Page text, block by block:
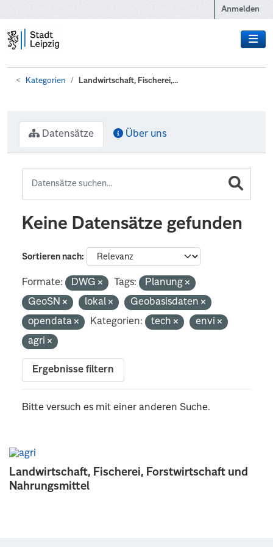
Anmelden
Kategorien Landwirtschaft, Fischerei,...
Landwirtschaft, Fischerei, Forstwirtschaft und
Nahrungsmittel
Datensätze Über uns
Keine Datensätze gefunden
Sortieren nach
Formate: DWG Tags:
Planung
GeoSN
lokal
Geobasisdaten
opendata
Kategorien: tech
envi
agri
Ergebnisse filtern
Bitte versuch es mit einer anderen Suche.